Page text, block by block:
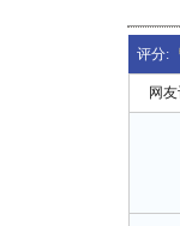
评分:
网友